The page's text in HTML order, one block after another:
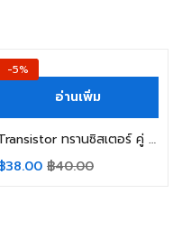
-5%
อ่านเพิ่ม
Transistor ทรานซิสเตอร์ คู่ B826 D1062
38.00 ฿40.00